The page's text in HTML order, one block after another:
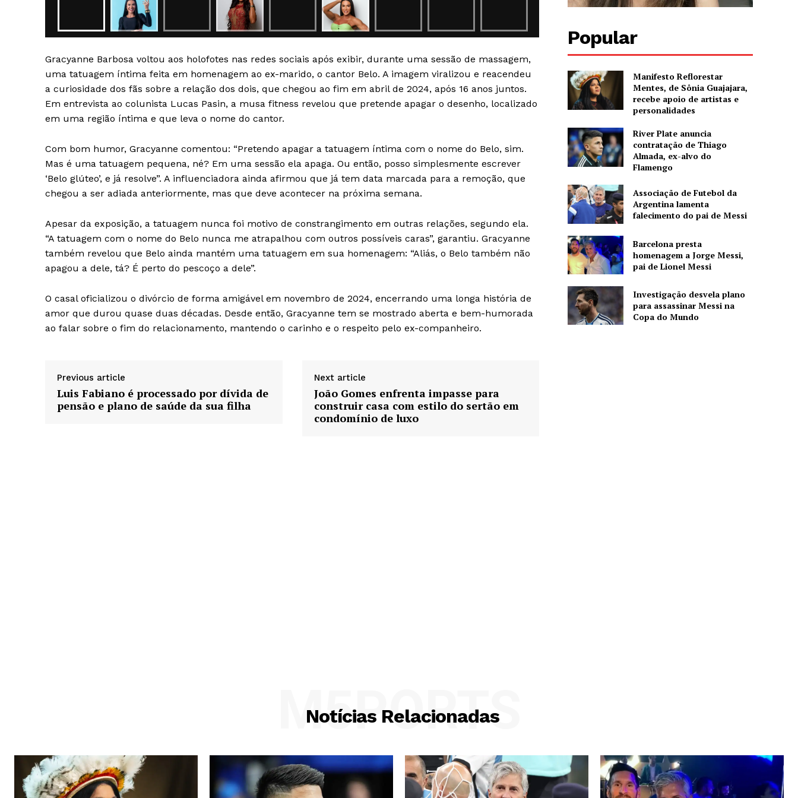
SAIBA MAIS
Termos de Serviços
Gracyanne Barbosa voltou aos holofotes nas redes sociais após exibir, durante uma sessão de massagem,
uma tatuagem íntima feita em homenagem ao ex-marido, o cantor Belo. A imagem viralizou e reacendeu
a curiosidade dos fãs sobre a relação dos dois, que chegou ao fim em abril de 2024, após 16 anos juntos.
Em entrevista ao colunista Lucas Pasin, a musa fitness revelou que pretende apagar o desenho, localizado
em uma região íntima e que leva o nome do cantor.
Com bom humor, Gracyanne comentou: “Pretendo apagar a tatuagem íntima com o nome do Belo, sim.
Mas é uma tatuagem pequena, né? Em uma sessão ela apaga. Ou então, posso simplesmente escrever
‘Belo glúteo’, e já resolve”. A influenciadora ainda afirmou que já tem data marcada para a remoção, que
chegou a ser adiada anteriormente, mas que deve acontecer na próxima semana.
Apesar da exposição, a tatuagem nunca foi motivo de constrangimento em outras relações, segundo ela.
“A tatuagem com o nome do Belo nunca me atrapalhou com outros possíveis caras”, garantiu. Gracyanne
também revelou que Belo ainda mantém uma tatuagem em sua homenagem: “Aliás, o Belo também não
apagou a dele, tá? É perto do pescoço a dele”.
O casal oficializou o divórcio de forma amigável em novembro de 2024, encerrando uma longa história de
amor que durou quase duas décadas. Desde então, Gracyanne tem se mostrado aberta e bem-humorada
ao falar sobre o fim do relacionamento, mantendo o carinho e o respeito pelo ex-companheiro.
Previous article
Luis Fabiano é processado por dívida de
pensão e plano de saúde da sua filha
Next article
João Gomes enfrenta impasse para
construir casa com estilo do sertão em
condomínio de luxo
Popular
Manifesto Reflorestar
Mentes, de Sônia Guajajara,
recebe apoio de artistas e
personalidades
River Plate anuncia
contratação de Thiago
Almada, ex-alvo do
Flamengo
Associação de Futebol da
Argentina lamenta
falecimento do pai de Messi
Barcelona presta
homenagem a Jorge Messi,
pai de Lionel Messi
Investigação desvela plano
para assassinar Messi na
Copa do Mundo
Notícias Relacionadas
M5PORTS